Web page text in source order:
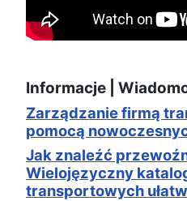
Informacje |
Zarządzanie firmą
pomocą
Jak znaleźć
Wielojęzyczny
transportowych